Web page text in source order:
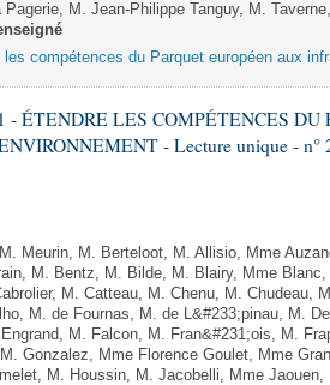
Pagerie, M. Jean-Philippe Tanguy, M.
compétences du Parquet européen aux
- ÉTENDRE LES COMPÉTENCES
- Lecture unique - n°
Meurin, M. Berteloot, M. Allisio, Mme
M. Bentz, M. Bilde, M. Blairy, Mme
M. Catteau, M. Chenu, M. Chudeau,
M. de Fournas, M. de L&#233;pinau, M.
M. Falcon, M. Fran&#231;ois, M.
Gonzalez, Mme Florence Goulet, Mme
M. Houssin, M. Jacobelli, Mme